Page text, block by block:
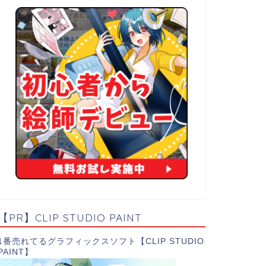
【PR】CLIP STUDIO PAINT
番売れてるグラフィックスソフト【CLIP STUDIO
】